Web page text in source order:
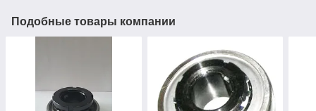
Подобные товары компании